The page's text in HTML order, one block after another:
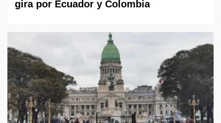
gira por Ecuador y Colombia